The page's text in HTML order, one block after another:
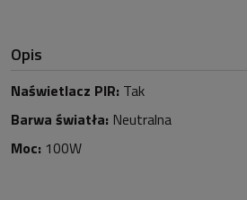
Opis
Naświetlacz PIR: Tak
Barwa światła: Neutralna
Moc: 100W